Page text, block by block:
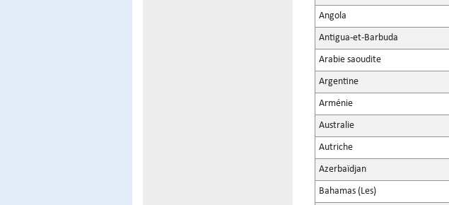
Angola
Antigua-et-Barbuda
Arabie saoudite
Argentine
Arménie
Australie
Autriche
Azerbaïdjan
Bahamas (Les)